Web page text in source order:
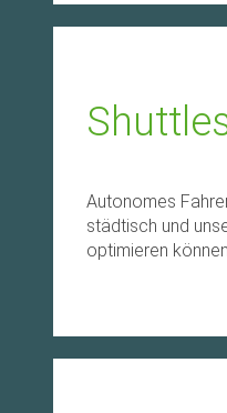
Autonomes
städtisch und
optimieren